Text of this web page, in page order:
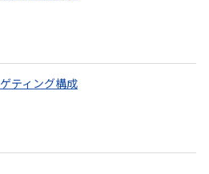
ティング構成